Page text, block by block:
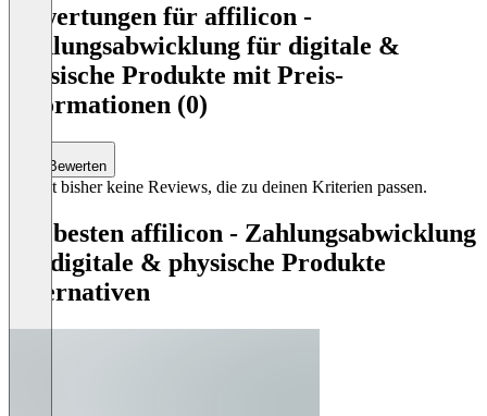
Bewertungen für affilicon -
Zahlungsabwicklung für digitale &
physische Produkte mit Preis-
Informationen (0)
Bewerten
Es gibt bisher keine Reviews, die zu deinen Kriterien passen.
Die besten affilicon - Zahlungsabwicklung
für digitale & physische Produkte
Alternativen